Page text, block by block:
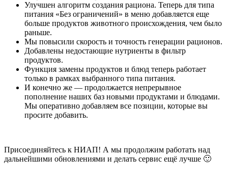
Улучшен алгоритм создания рациона. Теперь для типа
питания «Без ограничений» в меню добавляется еще
больше продуктов животного происхождения, чем было
раньше.
Мы повысили скорость и точность генерации рационов.
Добавлены недостающие нутриенты в фильтр
продуктов.
Функция замены продуктов и блюд теперь работает
только в рамках выбранного типа питания.
И конечно же — продолжается непрерывное
пополнение наших баз новыми продуктами и блюдами.
Мы оперативно добавляем все позиции, которые вы
просите добавить.
Присоединяйтесь к НИАП! А мы продолжим работать над
дальнейшими обновлениями и делать сервис ещё лучше 🙂